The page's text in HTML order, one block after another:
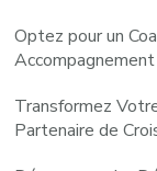
Optez pour un
Transformez
Partenaire de